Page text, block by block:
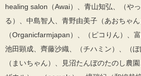
healing salon（Awai）、青山知弘、（や
る）、中島智人、青野由美子（あおちゃん
（Organicfarmjapan）、（ピコりん）、
池田顕成、齊藤沙織、（チハミン）、（
（まいちゃん）、見沼たんぼのたのし農